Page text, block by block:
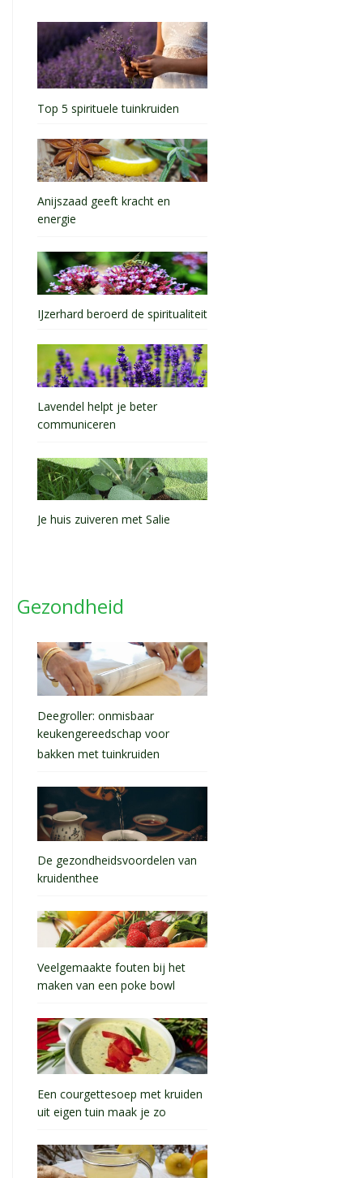
Top 5 spirituele tuinkruiden
Anijszaad geeft kracht en
energie
IJzerhard beroerd de spiritualiteit
Lavendel helpt je beter
communiceren
Je huis zuiveren met Salie
Gezondheid
Deegroller: onmisbaar
keukengereedschap voor
bakken met tuinkruiden
De gezondheidsvoordelen van
kruidenthee
Veelgemaakte fouten bij het
maken van een poke bowl
Een courgettesoep met kruiden
uit eigen tuin maak je zo